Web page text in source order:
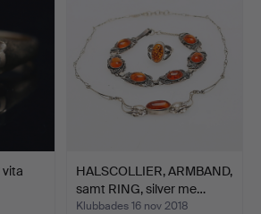
vita
HALSCOLLIER, ARMBAND,
samt RING, silver me…
Klubbades 16 nov 2018